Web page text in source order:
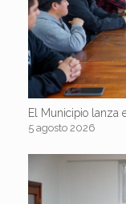
El Municipio lanza
5 agosto 2026